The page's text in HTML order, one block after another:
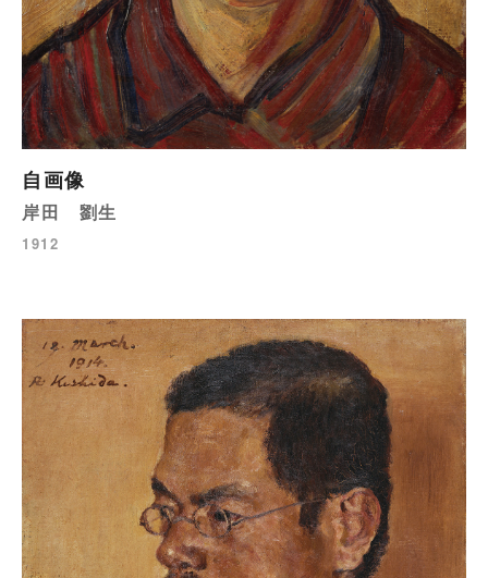
自画像
岸田 劉生
1912